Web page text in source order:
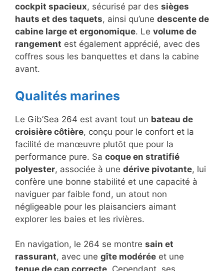
cockpit spacieux, sécurisé par des sièges
hauts et des taquets, ainsi qu’une descente de
cabine large et ergonomique. Le volume de
rangement est également apprécié, avec des
coffres sous les banquettes et dans la cabine
avant.
Qualités marines
Le Gib’Sea 264 est avant tout un bateau de
croisière côtière, conçu pour le confort et la
facilité de manœuvre plutôt que pour la
performance pure. Sa coque en stratifié
polyester, associée à une dérive pivotante, lui
confère une bonne stabilité et une capacité à
naviguer par faible fond, un atout non
négligeable pour les plaisanciers aimant
explorer les baies et les rivières.
En navigation, le 264 se montre sain et
rassurant, avec une gîte modérée et une